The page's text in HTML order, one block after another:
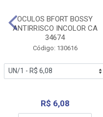
OCULOS BFORT BOSSY
ANTIRRISCO INCOLOR CA
34674
Código: 130616
R$ 6,08